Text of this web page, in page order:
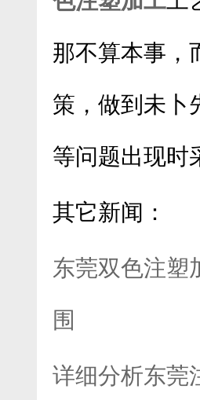
那不算本事，
策，做到未卜
等问题出现时
其它新闻：
东莞双色注塑
围
详细分析东莞